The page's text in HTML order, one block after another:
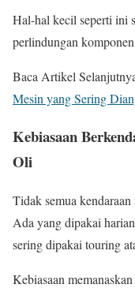
Hal-hal kecil seperti ini
perlindungan
Baca Artikel
Mesin yang Sering
Kebiasaan
Oli
Tidak semua
Ada yang dipakai
sering dipakai touring
Kebiasaan